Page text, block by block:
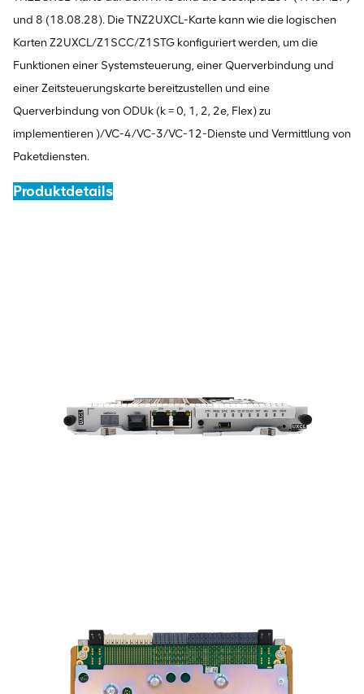
und 8 (18.08.28). Die TNZ2UXCL-Karte kann wie die logischen
Karten Z2UXCL/Z1SCC/Z1STG konfiguriert werden, um die
Funktionen einer Systemsteuerung, einer Querverbindung und
einer Zeitsteuerungskarte bereitzustellen und eine
Querverbindung von ODUk (k = 0, 1, 2, 2e, Flex) zu
implementieren )/VC-4/VC-3/VC-12-Dienste und Vermittlung von
Paketdiensten.
Produktdetails